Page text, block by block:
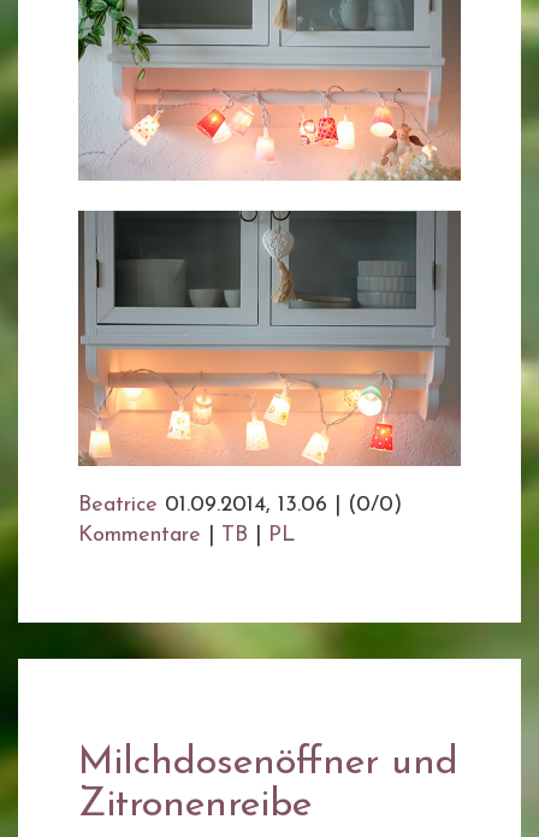
Beatrice 01.09.2014, 13.06
(0/0)
Kommentare
TB PL
Milchdosenöffner und
Zitronenreibe